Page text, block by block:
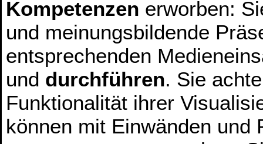
Kompetenzen erworben:
und meinungsbildende
entsprechenden
und durchführen. Sie
Funktionalität ihrer
können mit Einwänden und